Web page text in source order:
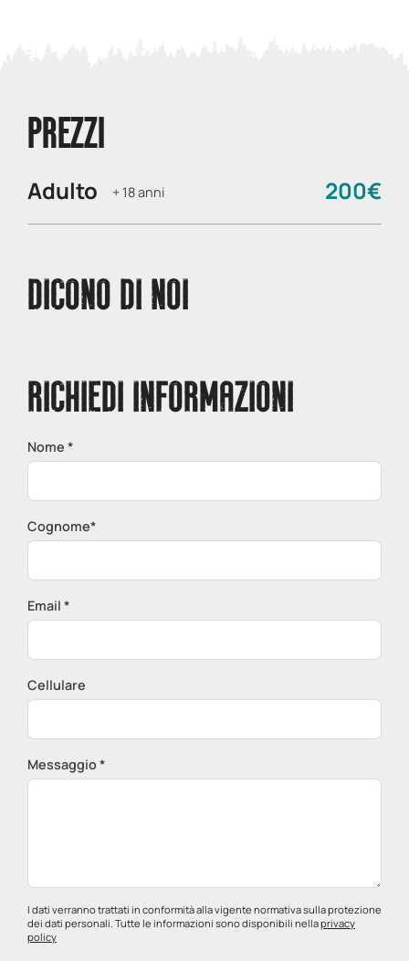
PREZZI
Adulto + 18 anni 200€
DICONO DI NOI
RICHIEDI INFORMAZIONI
Nome *
Cognome*
Email *
Cellulare
Messaggio *
I dati verranno trattati in conformità alla vigente normativa sulla protezione
dei dati personali. Tutte le informazioni sono disponibili nellaprivacy
policy